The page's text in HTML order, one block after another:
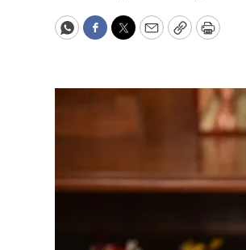
WhatsApp
Facebook
Twitter
EmailCopyPrint